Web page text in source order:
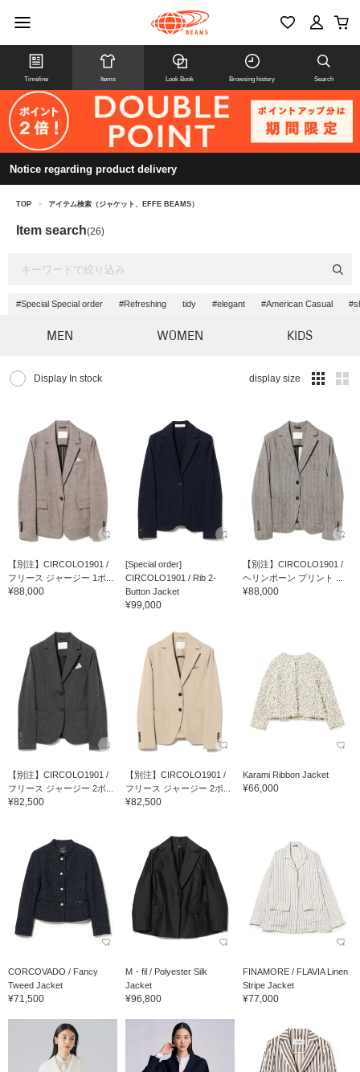
Timeline Items Look Book Browsing history Search
Notice regarding product delivery
TOP > アイテム検索（ジャケット、EFFE BEAMS）
Item search(26)
#Special Special order #Refreshing tidy #elegant #American Casual
MEN WOMEN KIDS
Display In stock display size
【別注】CIRCOLO1901 /
フリース ジャージー 1ボ...
¥88,000
[Special order]
CIRCOLO1901 / Rib 2-
Button Jacket
¥99,000
【別注】CIRCOLO1901 /
ヘリンボーン プリント ...
¥88,000
【別注】CIRCOLO1901 /
フリース ジャージー 2ボ...
¥82,500
【別注】CIRCOLO1901 /
フリース ジャージー 2ボ...
¥82,500
Karami Ribbon Jacket
¥66,000
CORCOVADO / Fancy
Tweed Jacket
¥71,500
M・fil / Polyester Silk
Jacket
¥96,800
FINAMORE / FLAVIA Linen
Stripe Jacket
¥77,000